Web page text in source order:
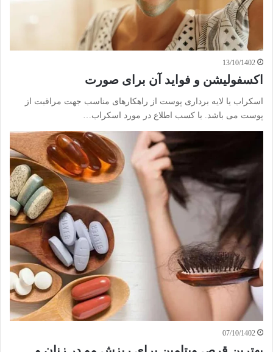
13/10/1402
اکسفولیشن و فواید آن برای صورت
اسکراب یا لایه برداری پوست از راهکارهای مناسب جهت مراقبت از
پوست می باشد. با کسب اطلاع در مورد اسکراب…
07/10/1402